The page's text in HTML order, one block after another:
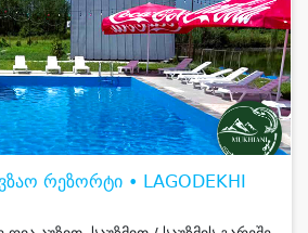
რეზორტი • LAGODEKHI